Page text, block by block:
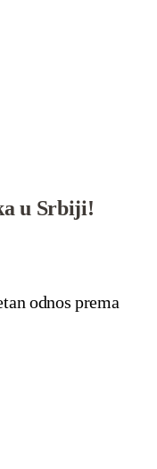
u Srbiji!
odnos prema